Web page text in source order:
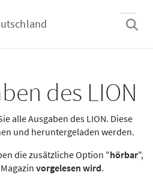
des LION
alle Ausgaben des LION. Diese
und heruntergeladen werden.
die zusätzliche Option "hörbar",
vorgelesen wird.